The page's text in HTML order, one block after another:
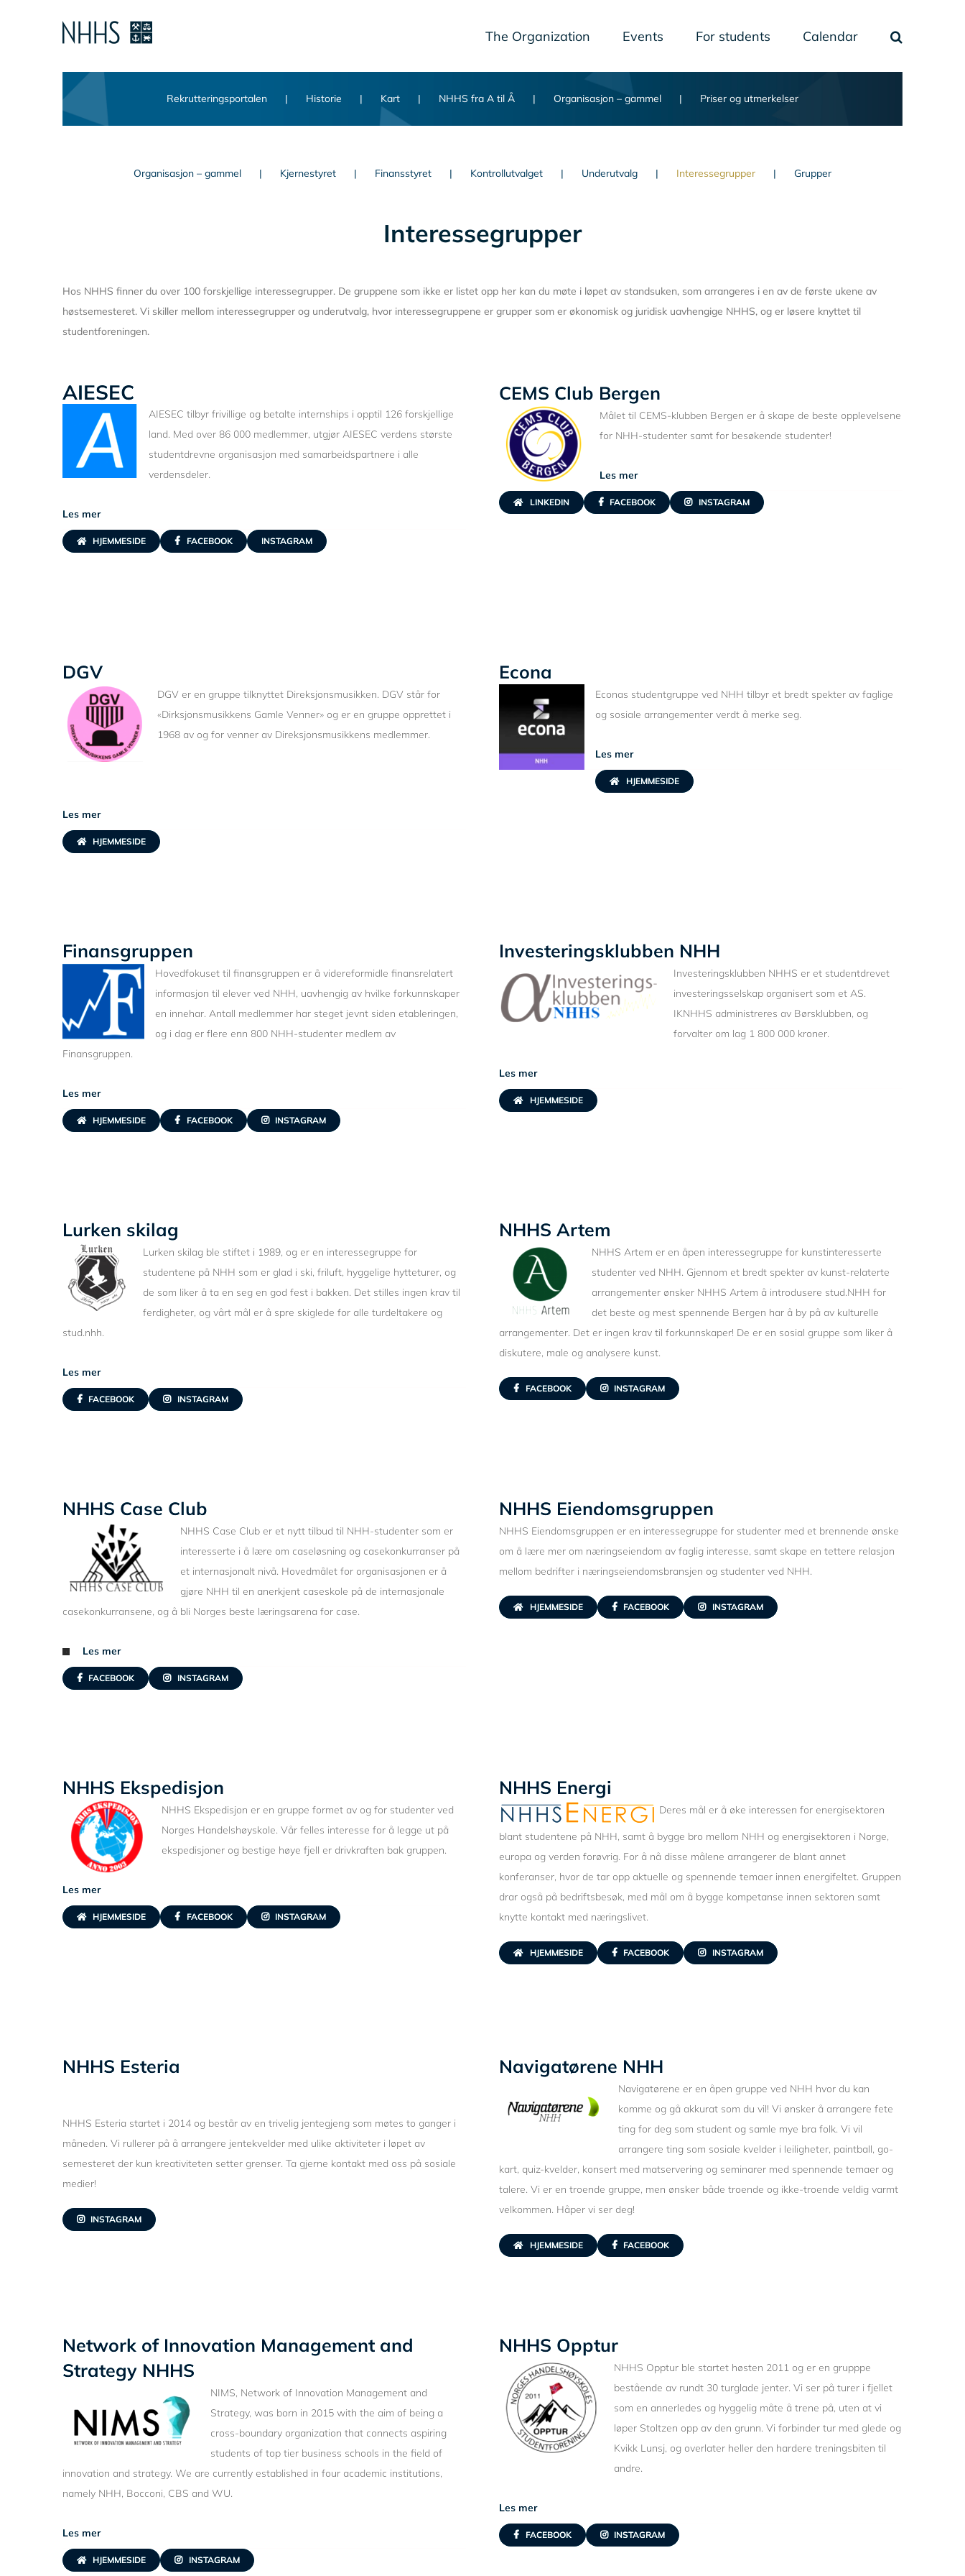
The Organization Events For students Calendar
Rekrutteringsportalen Historie Kart NHHS fra A til Å Organisasjon – gammel Priser og utmerkelser
Organisasjon – gammel Kjernestyret Finansstyret Kontrollutvalget Underutvalg Interessegrupper Grupper
Interessegrupper
Hos NHHS finner du over 100 forskjellige interessegrupper. De gruppene som ikke er listet opp her kan du møte i løpet av standsuken, som arrangeres i en av de første ukene av
høstsemesteret. Vi skiller mellom interessegrupper og underutvalg, hvor interessegruppene er grupper som er økonomisk og juridisk uavhengige NHHS, og er løsere knyttet til
studentforeningen.
AIESEC
AIESEC tilbyr frivillige og betalte internships i opptil 126 forskjellige
land. Med over 86 000 medlemmer, utgjør AIESEC verdens største
studentdrevne organisasjon med samarbeidspartnere i alle
verdensdeler.
Les mer
HJEMMESIDE FACEBOOK INSTAGRAM
CEMS Club Bergen
Målet til CEMS-klubben Bergen er å skape de beste opplevelsene
for NHH-studenter samt for besøkende studenter!
Les mer
LINKEDIN FACEBOOK INSTAGRAM
DGV
DGV er en gruppe tilknyttet Direksjonsmusikken. DGV står for
«Dirksjonsmusikkens Gamle Venner» og er en gruppe opprettet i
1968 av og for venner av Direksjonsmusikkens medlemmer.
Les mer
HJEMMESIDE
Econa
Econas studentgruppe ved NHH tilbyr et bredt spekter av faglige
og sosiale arrangementer verdt å merke seg.
Les mer
HJEMMESIDE
Finansgruppen
Hovedfokuset til finansgruppen er å videreformidle finansrelatert
informasjon til elever ved NHH, uavhengig av hvilke forkunnskaper
en innehar. Antall medlemmer har steget jevnt siden etableringen,
og i dag er flere enn 800 NHH-studenter medlem av
Finansgruppen.
Les mer
HJEMMESIDE FACEBOOK INSTAGRAM
Investeringsklubben NHH
Investeringsklubben NHHS er et studentdrevet
investeringsselskap organisert som et AS.
IKNHHS administreres av Børsklubben, og
forvalter om lag 1 800 000 kroner.
Les mer
HJEMMESIDE
Lurken skilag
Lurken skilag ble stiftet i 1989, og er en interessegruppe for
studentene på NHH som er glad i ski, friluft, hyggelige hytteturer, og
de som liker å ta en seg en god fest i bakken. Det stilles ingen krav til
ferdigheter, og vårt mål er å spre skiglede for alle turdeltakere og
stud.nhh.
Les mer
FACEBOOK INSTAGRAM
NHHS Artem
NHHS Artem er en åpen interessegruppe for kunstinteresserte
studenter ved NHH. Gjennom et bredt spekter av kunst-relaterte
arrangementer ønsker NHHS Artem å introdusere stud.NHH for
det beste og mest spennende Bergen har å by på av kulturelle
arrangementer. Det er ingen krav til forkunnskaper! De er en sosial gruppe som liker å
diskutere, male og analysere kunst.
FACEBOOK INSTAGRAM
NHHS Case Club
NHHS Case Club er et nytt tilbud til NHH-studenter som er
interesserte i å lære om caseløsning og casekonkurranser på
et internasjonalt nivå. Hovedmålet for organisasjonen er å
gjøre NHH til en anerkjent caseskole på de internasjonale
casekonkurransene, og å bli Norges beste læringsarena for case.
Les mer
FACEBOOK INSTAGRAM
NHHS Eiendomsgruppen
NHHS Eiendomsgruppen er en interessegruppe for studenter med et brennende ønske
om å lære mer om næringseiendom av faglig interesse, samt skape en tettere relasjon
mellom bedrifter i næringseiendomsbransjen og studenter ved NHH.
HJEMMESIDE FACEBOOK INSTAGRAM
NHHS Ekspedisjon
NHHS Ekspedisjon er en gruppe formet av og for studenter ved
Norges Handelshøyskole. Vår felles interesse for å legge ut på
ekspedisjoner og bestige høye fjell er drivkraften bak gruppen.
Les mer
HJEMMESIDE FACEBOOK INSTAGRAM
NHHS Energi
Deres mål er å øke interessen for energisektoren
blant studentene på NHH, samt å bygge bro mellom NHH og energisektoren i Norge,
europa og verden forøvrig. For å nå disse målene arrangerer de blant annet
konferanser, hvor de tar opp aktuelle og spennende temaer innen energifeltet. Gruppen
drar også på bedriftsbesøk, med mål om å bygge kompetanse innen sektoren samt
knytte kontakt med næringslivet.
HJEMMESIDE FACEBOOK INSTAGRAM
NHHS Esteria
NHHS Esteria startet i 2014 og består av en trivelig jentegjeng som møtes to ganger i
måneden. Vi rullerer på å arrangere jentekvelder med ulike aktiviteter i løpet av
semesteret der kun kreativiteten setter grenser. Ta gjerne kontakt med oss på sosiale
medier!
INSTAGRAM
Navigatørene NHH
Navigatørene er en åpen gruppe ved NHH hvor du kan
komme og gå akkurat som du vil! Vi ønsker å arrangere fete
ting for deg som student og samle mye bra folk. Vi vil
arrangere ting som sosiale kvelder i leiligheter, paintball, go-
kart, quiz-kvelder, konsert med matservering og seminarer med spennende temaer og
talere. Vi er en troende gruppe, men ønsker både troende og ikke-troende veldig varmt
velkommen. Håper vi ser deg!
HJEMMESIDE FACEBOOK
Network of Innovation Management and
Strategy NHHS
NIMS, Network of Innovation Management and
Strategy, was born in 2015 with the aim of being a
cross-boundary organization that connects aspiring
students of top tier business schools in the field of
innovation and strategy. We are currently established in four academic institutions,
namely NHH, Bocconi, CBS and WU.
Les mer
HJEMMESIDE INSTAGRAM
NHHS Opptur
NHHS Opptur ble startet høsten 2011 og er en grupppe
bestående av rundt 30 turglade jenter. Vi ser på turer i fjellet
som en annerledes og hyggelig måte å trene på, uten at vi
løper Stoltzen opp av den grunn. Vi forbinder tur med glede og
Kvikk Lunsj, og overlater heller den hardere treningsbiten til
andre.
Les mer
FACEBOOK INSTAGRAM